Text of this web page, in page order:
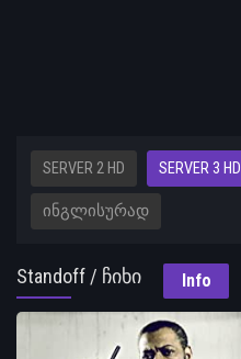
SERVER 2 HD SERVER 3 HD
ᲘᲜᲒᲚᲘᲡᲣᲠᲐᲓ
Standoff / ჩიხი Info